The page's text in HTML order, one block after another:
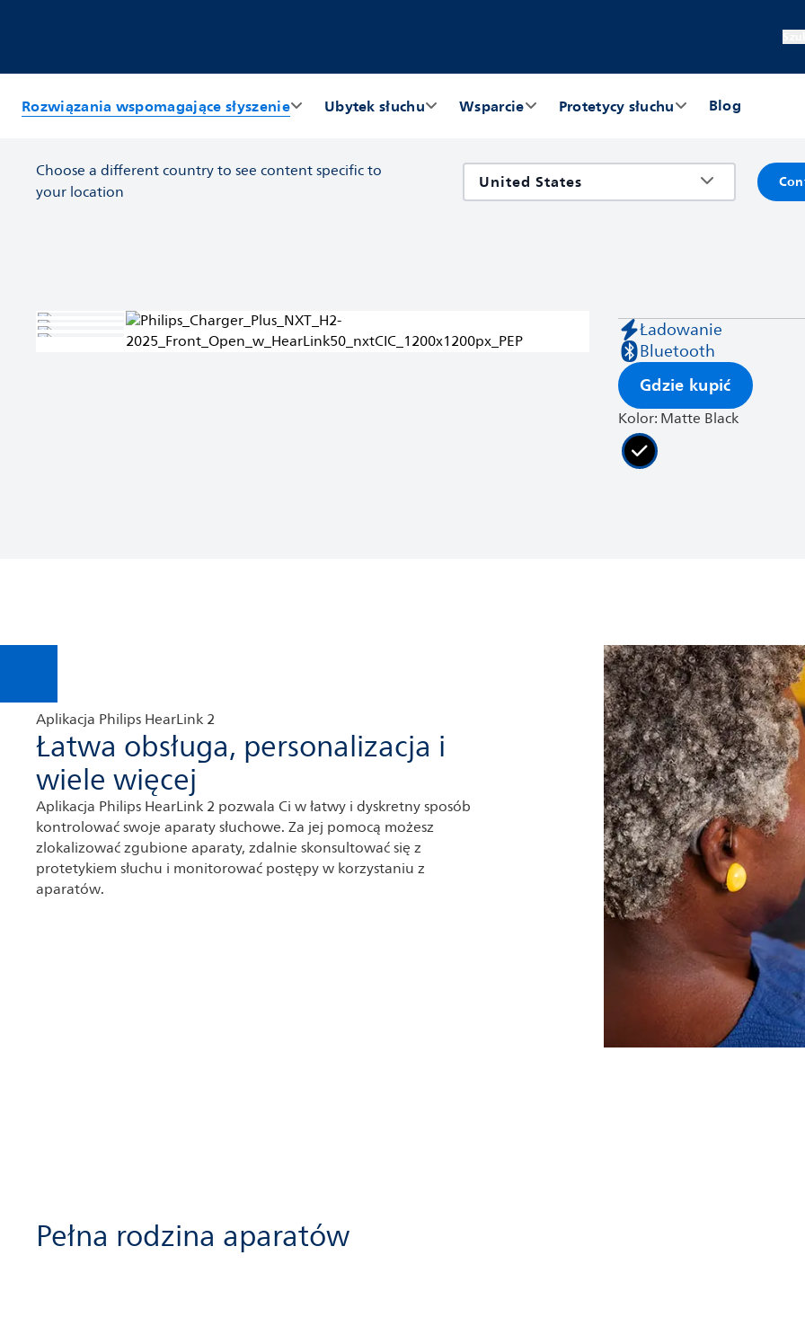
Rozwiązania wspomagające słyszenie Ubytek słuchu Wsparcie Protetycy słuchu Blog
Choose a different country to see content specific to
your location
Ładowanie
Bluetooth
Gdzie kupić
Kolor: Matte Black
Aplikacja Philips HearLink 2
Łatwa obsługa, personalizacja i
wiele więcej
Aplikacja Philips HearLink 2 pozwala Ci w łatwy i dyskretny sposób
kontrolować swoje aparaty słuchowe. Za jej pomocą możesz
zlokalizować zgubione aparaty, zdalnie skonsultować się z
protetykiem słuchu i monitorować postępy w korzystaniu z
aparatów.
Pełna rodzina aparatów